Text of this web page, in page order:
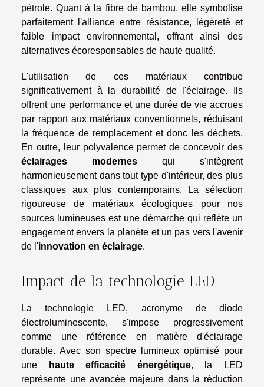
pétrole. Quant à la fibre de bambou, elle symbolise
parfaitement l'alliance entre résistance, légèreté et
faible impact environnemental, offrant ainsi des
alternatives écoresponsables de haute qualité.
L'utilisation de ces matériaux contribue
significativement à la durabilité de l'éclairage. Ils
offrent une performance et une durée de vie accrues
par rapport aux matériaux conventionnels, réduisant
la fréquence de remplacement et donc les déchets.
En outre, leur polyvalence permet de concevoir des
éclairages modernes qui s'intègrent
harmonieusement dans tout type d'intérieur, des plus
classiques aux plus contemporains. La sélection
rigoureuse de matériaux écologiques pour nos
sources lumineuses est une démarche qui reflète un
engagement envers la planète et un pas vers l'avenir
de l'innovation en éclairage.
Impact de la technologie LED
La technologie LED, acronyme de diode
électroluminescente, s'impose progressivement
comme une référence en matière d'éclairage
durable. Avec son spectre lumineux optimisé pour
une
haute efficacité énergétique, la LED
représente une avancée majeure dans la réduction